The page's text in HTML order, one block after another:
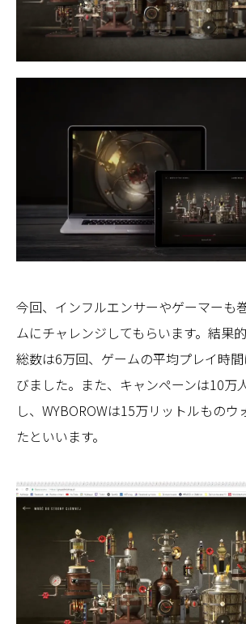
今回、インフルエンサーやゲーマーも
ムにチャレンジしてもらいます。結果
総数は6万回、ゲームの平均プレイ時
びました。また、キャンペーンは10万
し、WYBOROWは15万リットルもの
たといいます。